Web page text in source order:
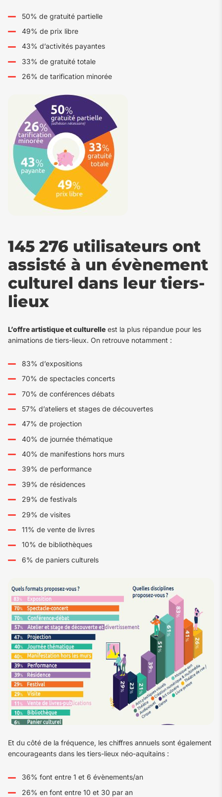
50% de gratuité partielle
49% de prix libre
43% d’activités payantes
33% de gratuité totale
26% de tarification minorée
145 276 utilisateurs ont
assisté à un évènement
culturel dans leur tiers-
lieux
L’offre artistique et culturelleest la plus répandue pour les
animations de tiers-lieux. On retrouve notamment :
83% d’expositions
70% de spectacles concerts
70% de conférences débats
57% d’ateliers et stages de découvertes
47% de projection
40% de journée thématique
40% de manifestions hors murs
39% de performance
39% de résidences
29% de festivals
29% de visites
11% de vente de livres
10% de bibliothèques
6% de paniers culturels
Et du côté de la fréquence, les chiffres annuels sont également
encourageants dans les tiers-lieux néo-aquitains :
36% font entre 1 et 6 évènements/an
26% en font entre 10 et 30 par an